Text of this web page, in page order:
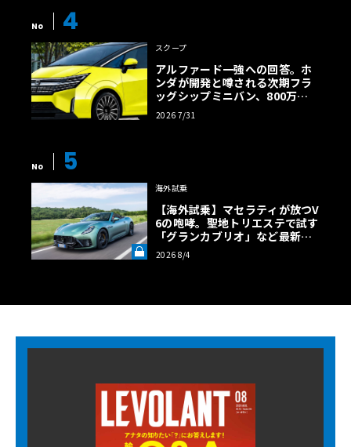
No 4
スクープ
アルファード一強への回答。ホ
ンダが開発と噂される次期フラ
ッグシップミニバン、800万円
超の勝算【予想CG】
2026 7/31
No 5
海外試乗
【海外試乗】マセラティが放つV
6の咆哮。聖地トリエステで試す
「グランカブリオ」など最新ト
ロフェオ3台の官能評価《LE VO
LANT LAB》
2026 8/4